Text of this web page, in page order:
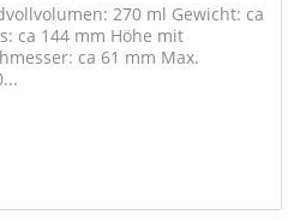
270 ml Gewicht: ca
ca 144 mm Höhe mit
ca 61 mm Max.